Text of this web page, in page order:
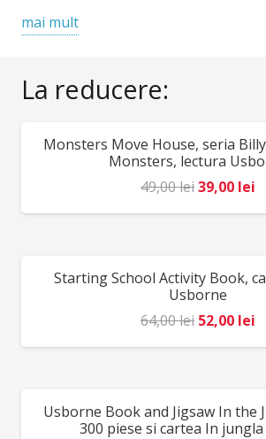
asamblat: 34 x 25 x 35 cm. Vârsta
non-toxice, conform reglementărilor
conține piese mici, pericol de
sub directa supraveghere a unui
mai mult
La reducere:
REDUCERI!
Monsters Move House, seria
Monsters, lectura
49,00leiPrețul
inițial
49,00 lei.
39,00 lei
REDUCERI!
Starting School Activity Book,
Usborne
64,00lei Prețul
inițial
64,00 lei.
52,00 lei
REDUCERI!
Usborne Book and Jigsaw In the
300 piese si cartea In